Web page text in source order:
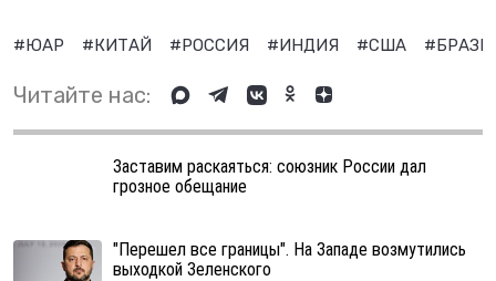
#ЮАР #КИТАЙ #РОССИЯ #ИНДИЯ #США
Читайте нас:
Заставим раскаяться: союзник России дал
грозное обещание
"Перешел все границы". На Западе возмутились
выходкой Зеленского